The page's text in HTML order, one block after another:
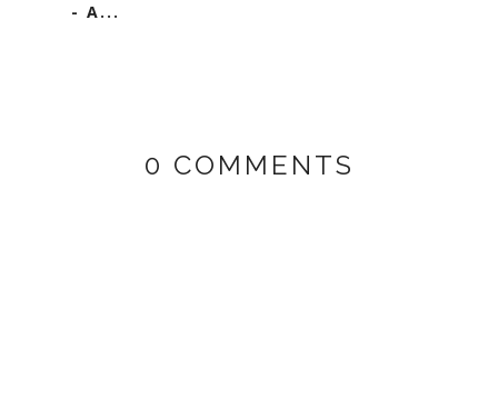
- A...
0 COMMENTS